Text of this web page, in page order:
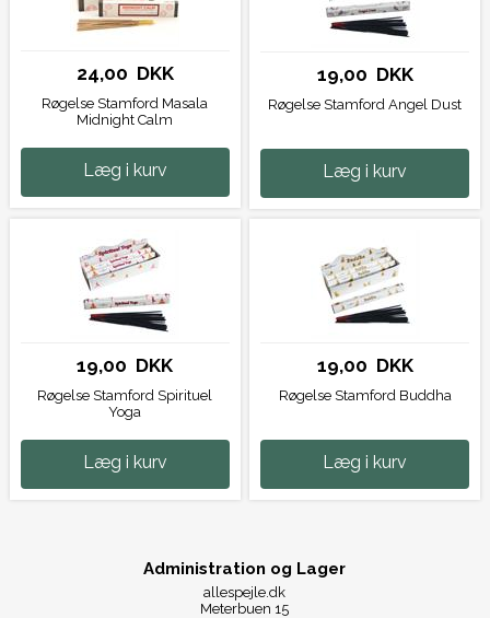
24,00 DKK
Røgelse Stamford Masala
Midnight Calm
Læg i kurv
19,00 DKK
Røgelse Stamford Angel Dust
Læg i kurv
19,00 DKK
Røgelse Stamford Spirituel
Yoga
Læg i kurv
19,00 DKK
Røgelse Stamford Buddha
Læg i kurv
Administration og Lager
allespejle.dk
Meterbuen 15